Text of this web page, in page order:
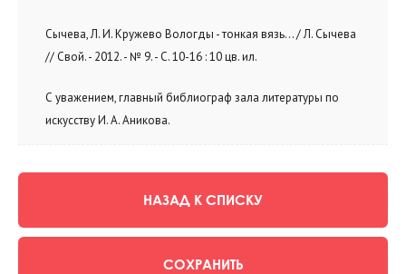
Сычева, Л. И. Кружево Вологды - тонкая вязь... / Л. Сычева
// Свой. - 2012. - № 9. - C. 10-16 : 10 цв. ил.
С уважением, главный библиограф зала литературы по
искусству И. А. Аникова.
НАЗАД К СПИСКУ
СОХРАНИТЬ